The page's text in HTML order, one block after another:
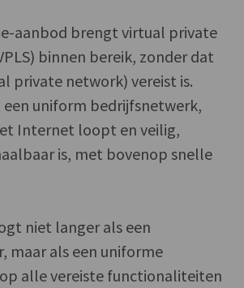
aanbod brengt virtual private
binnen bereik, zonder dat
private network) vereist is.
uniform bedrijfsnetwerk,
Internet loopt en veilig,
is, met bovenop snelle
niet langer als een
maar als een uniforme
alle vereiste functionaliteiten